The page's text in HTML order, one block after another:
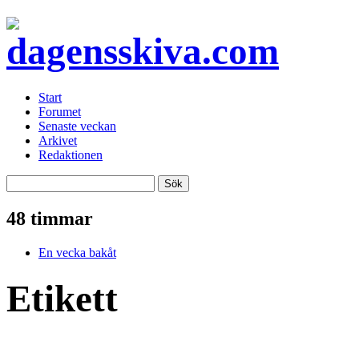
Start
Forumet
Senaste veckan
Arkivet
Redaktionen
48 timmar
En vecka bakåt
Etikett